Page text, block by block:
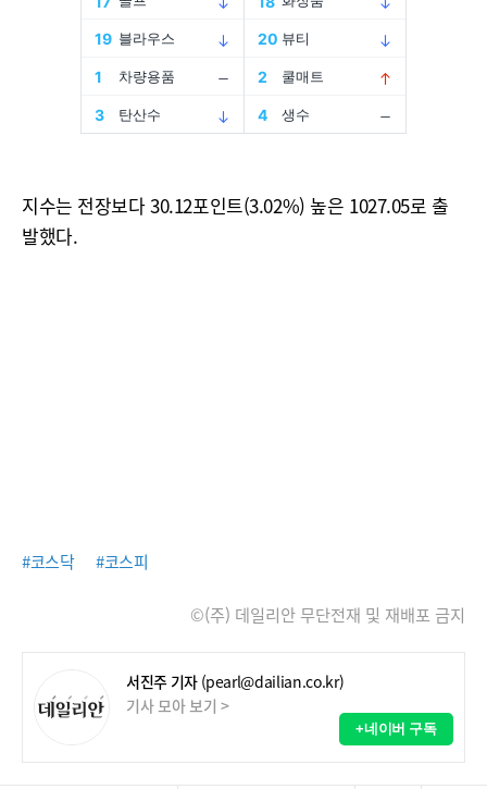
지수는 전장보다 30.12포인트(3.02%) 높은 1027.05로 출
발했다.
#코스닥 #코스피
©(주) 데일리안 무단전재 및 재배포 금지
서진주 기자 (pearl@dailian.co.kr)
기사 모아 보기 >
+네이버 구독